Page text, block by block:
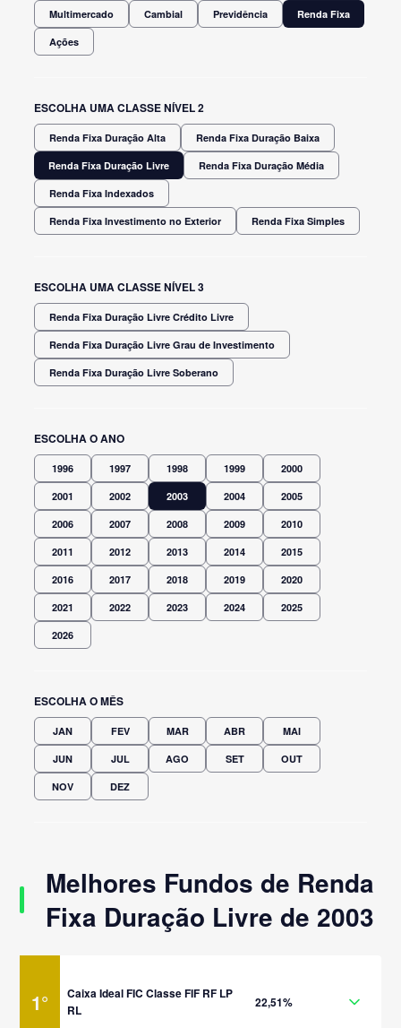
Multimercado Cambial Previdência Renda Fixa
Ações
ESCOLHA UMA CLASSE NÍVEL 2
Renda Fixa Duração Alta Renda Fixa Duração Baixa
Renda Fixa Duração Livre Renda Fixa Duração Média
Renda Fixa Indexados
Renda Fixa Investimento no Exterior Renda Fixa Simples
ESCOLHA UMA CLASSE NÍVEL 3
Renda Fixa Duração Livre Crédito Livre
Renda Fixa Duração Livre Grau de Investimento
Renda Fixa Duração Livre Soberano
ESCOLHA O ANO
1996 1997 1998 1999 2000
2001 2002 2003 2004 2005
2006 2007 2008 2009 2010
2011 2012 2013 2014 2015
2016 2017 2018 2019 2020
2021 2022 2023 2024 2025
2026
ESCOLHA O MÊS
JAN FEV MAR ABR MAI
JUN JUL AGO SET OUT
NOV DEZ
Melhores Fundos de Renda
Fixa Duração Livre de 2003
1°
Caixa Ideal FIC Classe FIF RF LP
RL
22,51%